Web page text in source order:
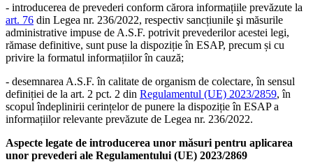
- introducerea de prevederi conform cărora informațiile prevăzute la
art. 76 din Legea nr. 236/2022, respectiv sancțiunile şi măsurile
administrative impuse de A.S.F. potrivit prevederilor acestei legi,
rămase definitive, sunt puse la dispoziție în ESAP, precum și cu
privire la formatul informațiilor în cauză;
- desemnarea A.S.F. în calitate de organism de colectare, în sensul
definiției de la art. 2 pct. 2 din Regulamentul (UE) 2023/2859, în
scopul îndeplinirii cerințelor de punere la dispoziție în ESAP a
informațiilor relevante prevăzute de Legea nr. 236/2022.
Aspecte legate de introducerea unor măsuri pentru aplicarea
unor prevederi ale Regulamentului (UE) 2023/2869